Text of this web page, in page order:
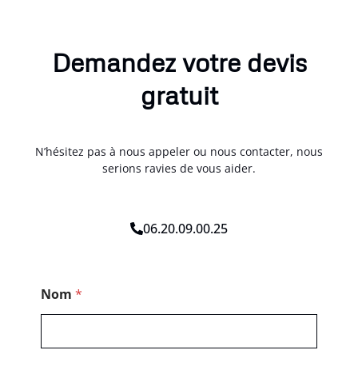
Demandez votre devis
gratuit
N’hésitez pas à nous appeler ou nous contacter, nous
serions ravies de vous aider.
06.20.09.00.25
Nom *